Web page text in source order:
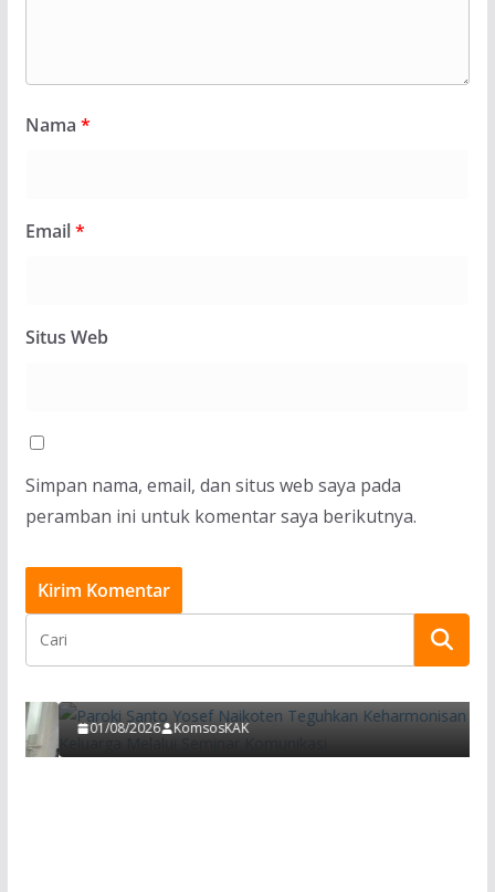
Nama *
Email*
Situs Web
Simpan nama, email, dan situs web saya pada
peramban ini untuk komentar saya berikutnya.
Paroki Santo Yosef Naikoten Teguhkan
Keharmonisan Keluarga Melalui Seminar
01/08/2026 KomsosKAK